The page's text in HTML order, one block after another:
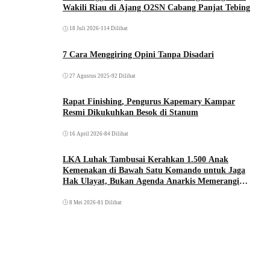
Wakili Riau di Ajang O2SN Cabang Panjat Tebing
18 Juli 2026•114 Dilihat
7 Cara Menggiring Opini Tanpa Disadari
27 Agustus 2025 •92 Dilihat
Rapat Finishing, Pengurus Kapemary Kampar
Resmi Dikukuhkan Besok di Stanum
16 April 2026•84 Dilihat
LKA Luhak Tambusai Kerahkan 1.500 Anak
Kemenakan di Bawah Satu Komando untuk Jaga
Hak Ulayat, Bukan Agenda Anarkis Memerangi
8 Mei 2026•81 Dilihat